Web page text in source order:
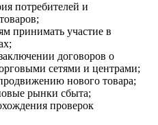
потребителей и
принимать участие в
договоров о
сетями и центрами;
нового товара;
рынки сбыта;
проверок